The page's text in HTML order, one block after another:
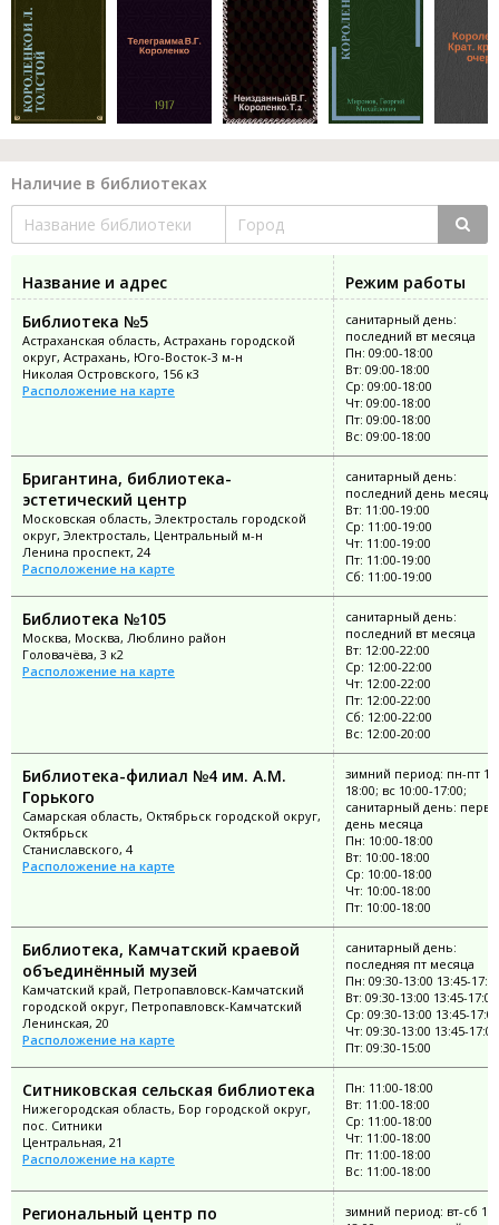
Наличие в библиотеках
Название и адрес
Режим работы
Библиотека №5
Астраханская область, Астрахань городской
округ, Астрахань, Юго-Восток-3 м-н
Николая Островского, 156 к3
Расположение на карте
санитарный день:
последний вт месяца
Пн: 09:00-18:00
Вт: 09:00-18:00
Ср: 09:00-18:00
Чт: 09:00-18:00
Пт: 09:00-18:00
Вс: 09:00-18:00
Бригантина, библиотека-
эстетический центр
Московская область, Электросталь городской
округ, Электросталь, Центральный м-н
Ленина проспект, 24
Расположение на карте
санитарный день:
последний день месяца
Вт: 11:00-19:00
Ср: 11:00-19:00
Чт: 11:00-19:00
Пт: 11:00-19:00
Сб: 11:00-19:00
Библиотека №105
Москва, Москва, Люблино район
Головачёва, 3 к2
Расположение на карте
санитарный день:
последний вт месяца
Вт: 12:00-22:00
Ср: 12:00-22:00
Чт: 12:00-22:00
Пт: 12:00-22:00
Сб: 12:00-22:00
Вс: 12:00-20:00
Библиотека-филиал №4 им. А.М.
Горького
Самарская область, Октябрьск городской округ,
Октябрьск
Станиславского, 4
Расположение на карте
зимний период: пн-пт
18:00; вс 10:00-17:00;
санитарный день:
день месяца
Пн: 10:00-18:00
Вт: 10:00-18:00
Ср: 10:00-18:00
Чт: 10:00-18:00
Пт: 10:00-18:00
Библиотека, Камчатский краевой
объединённый музей
Камчатский край, Петропавловск-Камчатский
городской округ, Петропавловск-Камчатский
Ленинская, 20
Расположение на карте
санитарный день:
последняя пт месяца
Пн: 09:30-13:00 13:45-
Вт: 09:30-13:00 13:45-17:00
Ср: 09:30-13:00 13:45-17:00
Чт: 09:30-13:00 13:45-17:00
Пт: 09:30-15:00
Ситниковская сельская библиотека
Нижегородская область, Бор городской округ,
пос. Ситники
Центральная, 21
Расположение на карте
Пн: 11:00-18:00
Вт: 11:00-18:00
Ср: 11:00-18:00
Чт: 11:00-18:00
Пт: 11:00-18:00
Вс: 11:00-18:00
Региональный центр по
зимний период: вт-сб